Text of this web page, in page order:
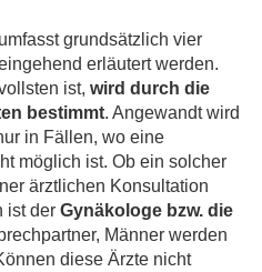
grundsätzlich vier
erläutert werden.
ist, wird durch die
bestimmt. Angewandt wird
in Fällen, wo eine
möglich ist. Ob ein solcher
ärztlichen Konsultation
ist der Gynäkologe bzw. die
Männer werden
diese Ärzte nicht